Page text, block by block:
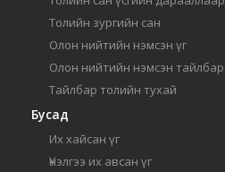
Толийн зургийн сан
Олон нийтийн нэмсэн үг
Олон нийтийн нэмсэн тайлбар
Тайлбар толийн тухай
Бусад
Их хайсан үг
Үнэлгээ их авсан үг